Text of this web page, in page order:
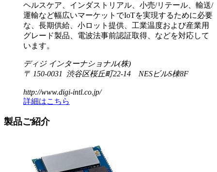
ヘルスケア、インダストリアル、小売/リテール、輸送/
運輸など幅広いマーケットでIoTを実現するために必要
な、長期供給、小ロット提供、工業温度および産業用
グレード製品、電波法事前認証取得、などを対応して
います。
ディジ インターナショナル(株)
〒 150-0031 渋谷区桜丘町22-14 NESビルS棟8F
http://www.digi-intl.co.jp/
詳細はこちら
製品ご紹介